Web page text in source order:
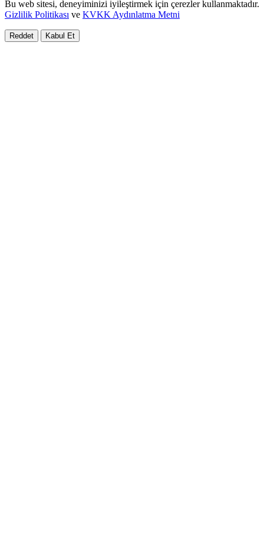
Bu web sitesi, deneyiminizi iyileştirmek için çerezler kullanmaktadır.
Gizlilik Politikası ve KVKK Aydınlatma Metni
Reddet Kabul Et